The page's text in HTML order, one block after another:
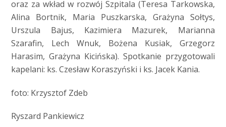
oraz za wkład w rozwój Szpitala (Teresa Tarkowska,
Alina Bortnik, Maria Puszkarska, Grażyna Sołtys,
Urszula Bajus, Kazimiera Mazurek, Marianna
Szarafin, Lech Wnuk, Bożena Kusiak, Grzegorz
Harasim, Grażyna Kicińska). Spotkanie przygotowali
kapelani: ks. Czesław Koraszyński i ks. Jacek Kania.
foto: Krzysztof Zdeb
Ryszard Pankiewicz